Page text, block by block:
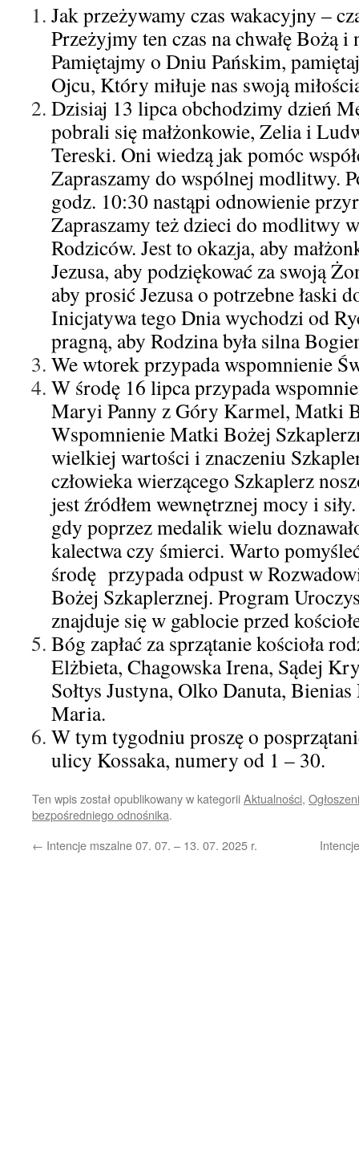
Jak przeżywamy czas wakacyjny –
Przeżyjmy ten czas na chwałę Bożą i
Pamiętajmy o Dniu Pańskim,
Ojcu, Który miłuje nas swoją
Dzisiaj 13 lipca obchodzimy dzień
pobrali się małżonkowie, Zelia i
Tereski. Oni wiedzą jak pomóc
Zapraszamy do wspólnej modlitwy.
godz. 10:30 nastąpi odnowienie
Zapraszamy też dzieci do modlitwy
Rodziców. Jest to okazja, aby
Jezusa, aby podziękować za swoją
aby prosić Jezusa o potrzebne łaski
Inicjatywa tego Dnia wychodzi od
pragną, aby Rodzina była silna
We wtorek przypada wspomnienie
W środę 16 lipca przypada
Maryi Panny z Góry Karmel, Matki
Wspomnienie Matki Bożej
wielkiej wartości i znaczeniu
człowieka wierzącego Szkaplerz
jest źródłem wewnętrznej mocy i
gdy poprzez medalik wielu
kalectwa czy śmierci. Warto
środę przypada odpust w
Bożej Szkaplerznej. Program
znajduje się w gablocie przed
Bóg zapłać za sprzątanie kościoła
Elżbieta, Chagowska Irena, Sądej
Sołtys Justyna, Olko Danuta,
Maria.
W tym tygodniu proszę o
ulicy Kossaka, numery od 1 – 30.
Ten wpis został opublikowany w kategoriiAktualności,
bezpośredniego odnośnika.
← Intencje mszalne 07. 07. – 13. 07. 2025 r.